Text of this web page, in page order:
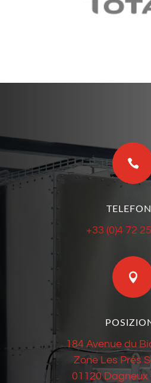

+33 (0)4 72

184 Avenue du
Zone Les Prés
01120 Dagneux